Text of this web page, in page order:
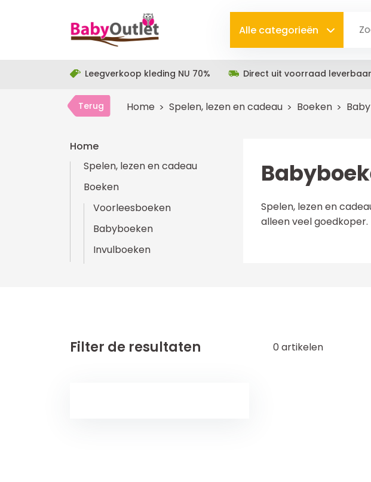
Alle categorieën
Leegverkoop kleding NU 70% Direct uit voorraad leverbaar
Terug Home Spelen, lezen en cadeau Boeken
Home
Spelen, lezen en cadeau
Boeken
Voorleesboeken
Babyboeken
Invulboeken
Spelen, lezen en
alleen veel
Filter de resultaten 0 artikelen